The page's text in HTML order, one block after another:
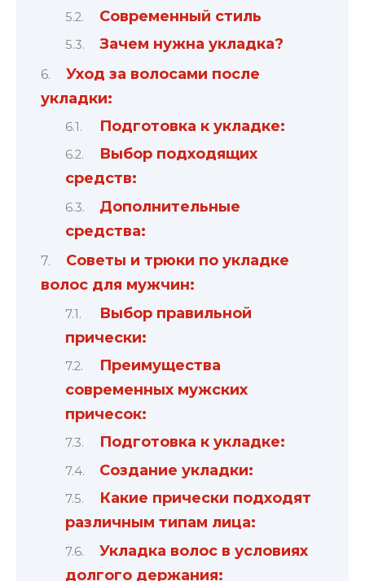
Современный стиль
Зачем нужна укладка?
Уход за волосами после
укладки:
Подготовка к укладке:
Выбор подходящих
средств:
Дополнительные
средства:
Советы и трюки по укладке
волос для мужчин:
Выбор правильной
прически:
Преимущества
современных мужских
причесок:
Подготовка к укладке:
Создание укладки:
Какие прически подходят
различным типам лица:
Укладка волос в условиях
долгого держания: